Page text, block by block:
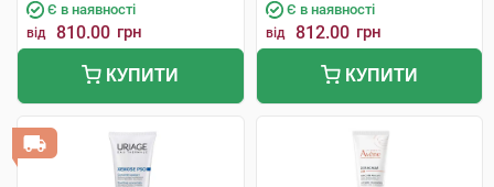
Є в наявності
від 810.00 грн
КУПИТИ
Є в наявності
від 812.00 грн
КУПИТИ